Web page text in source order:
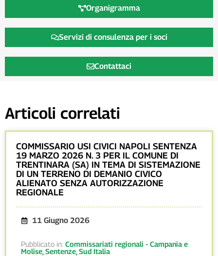
Organigramma
Servizi di consulenza per i soci
Contattaci
Articoli correlati
COMMISSARIO USI CIVICI NAPOLI SENTENZA
19 MARZO 2026 N. 3 PER IL COMUNE DI
TRENTINARA (SA) IN TEMA DI SISTEMAZIONE
DI UN TERRENO DI DEMANIO CIVICO
ALIENATO SENZA AUTORIZZAZIONE
REGIONALE
11 Giugno 2026
Pubblicato in: Commissariati regionali - Campania e
Molise, Sentenze, Sud Italia